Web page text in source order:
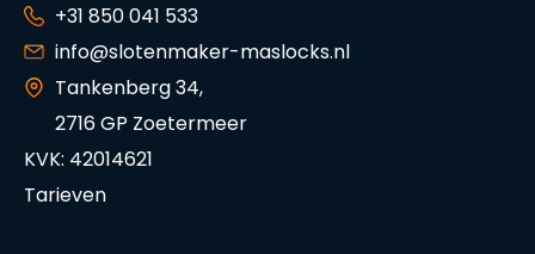
+31 850 041 533
info@slotenmaker-maslocks.nl
Tankenberg 34,
2716 GP Zoetermeer
KVK: 42014621
Tarieven